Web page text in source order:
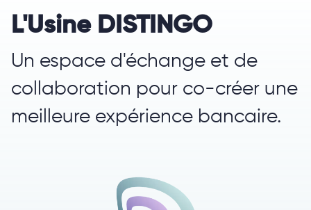
L'Usine DISTINGO
Un espace d'échange et de
collaboration pour co-créer une
meilleure expérience bancaire.